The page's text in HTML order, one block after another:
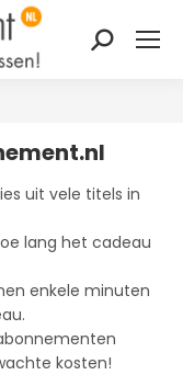
Zoeken:
uit vele titels in
lang het cadeau
enkele minuten
kosten!